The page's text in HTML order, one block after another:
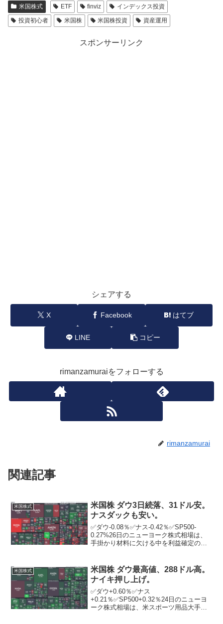
米国株式 ETF finviz
インデックス投資
投資初心者
米国株 米国株投資 資産運用
スポンサーリンク
シェアする
X Facebook はてブ
LINE コピー
rimanzamuraiをフォローする
rimanzamurai
関連記事
米国株式
米国株 ダウ3日続落、31ドル安。
ナスダックも安い。
✅ダウ-0.08％✅ナス-0.42％✅SP500-
0.27%26日のニューヨーク株式相場は、
手掛かり材料に欠ける中を利益確定の売
を上回る内容。景気への楽観的な見方
を...
米国株式
米国株 ダウ最高値、288ドル高。
ナイキ押し上げ。
✅ダウ+0.60％✅ナス
+0.21％✅SP500+0.32％24日のニューヨ
ーク株式相場は、米スポーツ用品大手ナ